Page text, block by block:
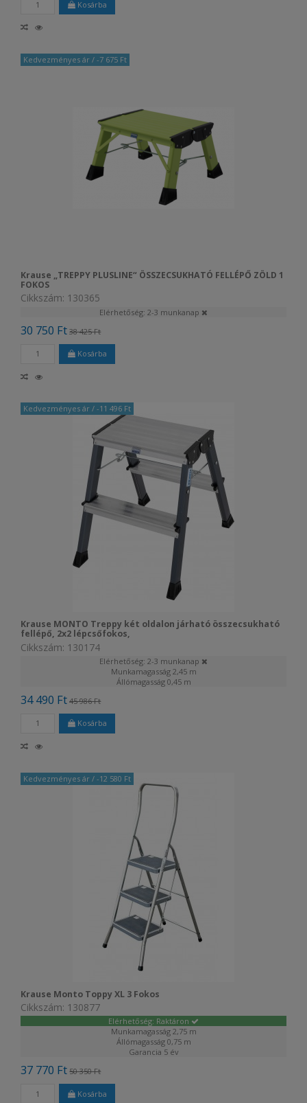
Kosárba
Kedvezményes ár/ -7 675 Ft
Krause „TREPPY PLUSLINE“ ÖSSZECSUKHATÓ FELLÉPŐ ZÖLD 1
FOKOS
Cikkszám: 130365
Elérhetőség: 2-3 munkanap
30 750 Ft 38 425 Ft
Kosárba
Kedvezményes ár/ -11 496 Ft
Krause MONTO Treppy két oldalon járható összecsukható
fellépő, 2x2 lépcsőfokos,
Cikkszám: 130174
Elérhetőség: 2-3 munkanap
Munkamagasság 2,45 m
Állómagasság 0,45 m
34 490 Ft 45 986 Ft
Kosárba
Kedvezményes ár/ -12 580 Ft
Krause Monto Toppy XL 3 Fokos
Cikkszám: 130877
Elérhetőség: Raktáron
Munkamagasság 2,75 m
Állómagasság 0,75 m
Garancia 5 év
37 770 Ft 50 350 Ft
Kosárba